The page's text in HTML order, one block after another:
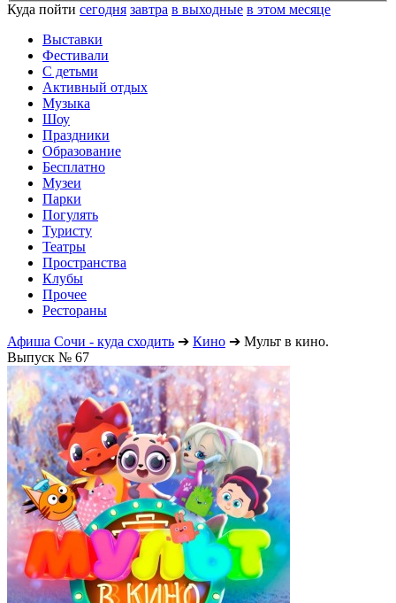
Куда пойти сегодня завтра в выходные в этом месяце
Выставки
Фестивали
С детьми
Активный отдых
Музыка
Шоу
Праздники
Образование
Бесплатно
Музеи
Парки
Погулять
Туристу
Театры
Пространства
Клубы
Прочее
Рестораны
Афиша Сочи - куда сходить ➔ Кино ➔ Мульт в кино.
Выпуск № 67